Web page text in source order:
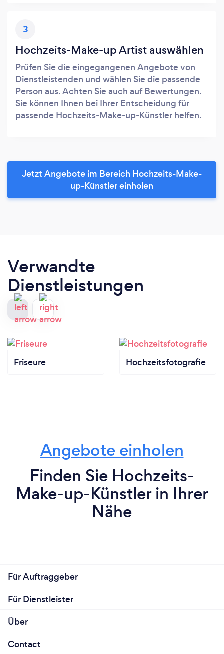
3
Hochzeits-Make-up Artist auswählen
Prüfen Sie die eingegangenen Angebote von
Dienstleistenden und wählen Sie die passende
Person aus. Achten Sie auch auf Bewertungen.
Sie können Ihnen bei Ihrer Entscheidung für
passende Hochzeits-Make-up-Künstler helfen.
Jetzt Angebote im Bereich Hochzeits-Make-
up-Künstler einholen
Verwandte
Dienstleistungen
Friseure Hochzeitsfotografie
Angebote einholen
Finden Sie Hochzeits-
Make-up-Künstler in Ihrer
Nähe
Für Auftraggeber
Für Dienstleister
Über
Contact